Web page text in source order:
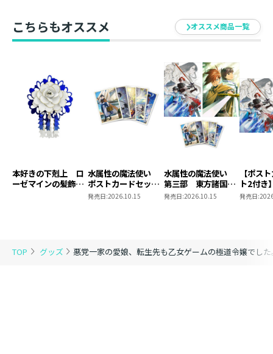
TOP グッズ 悪党一家の愛娘、転生先も乙女ゲームの極道令嬢でし
第6巻
不要です！～ 同時
発売まとめ買いセッ
最上級
さま、
要です
こちらもオススメ オススメ商品一覧
本好きの下剋上 ロ
ーゼマインの髪飾り
水属性の魔法使い
ポストカードセット
2
発売日:2026.10.15
水属性の魔法使い
第三部 東方諸国編
8 同時発売まとめ
発売日:2026.10.15
【ポス
ト2付き
魔法使
発売日: